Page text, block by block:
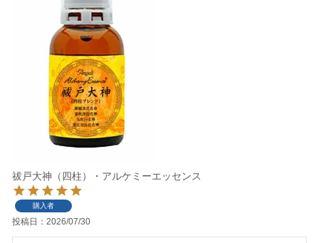
祓戸大神（四柱）・アルケミーエッセンス
購入者
投稿日 2026/07/30